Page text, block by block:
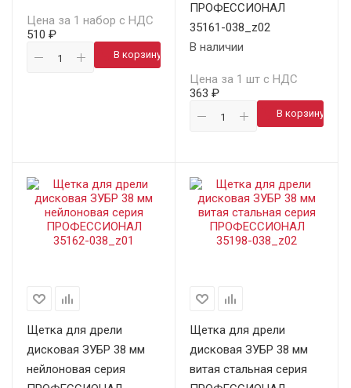
Цена за 1 набор с НДС
510 ₽
В корзину
ПРОФЕССИОНАЛ
35161-038_z02
В наличии
Цена за 1 шт с НДС
363 ₽
В корзину
Щетка для дрели
дисковая ЗУБР 38 мм
нейлоновая серия
Щетка для дрели
дисковая ЗУБР 38 мм
витая стальная серия